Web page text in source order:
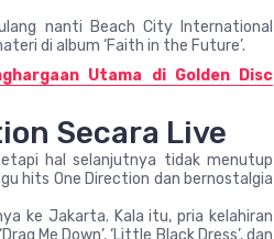
nanti Beach City International
di album ‘Faith in the Future’.
Utama di Golden Disc
Secara Live
hal selanjutnya tidak menutup
hits One Direction dan bernostalgia
ke Jakarta. Kala itu, pria kelahiran
Me Down’, ‘Little Black Dress’, dan